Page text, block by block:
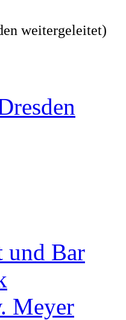
weitergeleitet)
und Bar
Meyer